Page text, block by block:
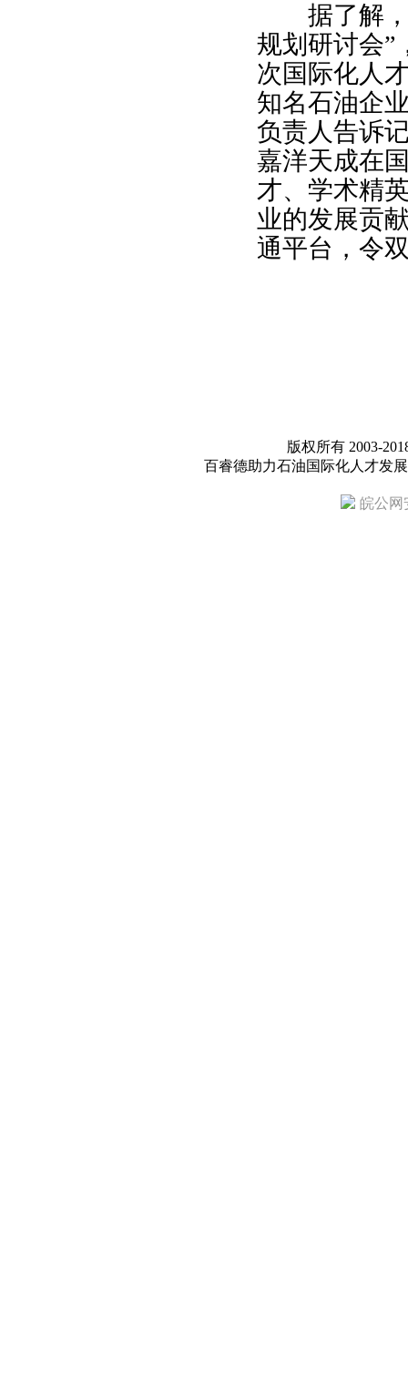
据了解，
规划研讨会”
次国际化人
知名石油企
负责人告诉
嘉洋天成在
才、学术精
业的发展贡
通平台，令
版权所有 2003-
百睿德助力石油国际化人才发
皖公网